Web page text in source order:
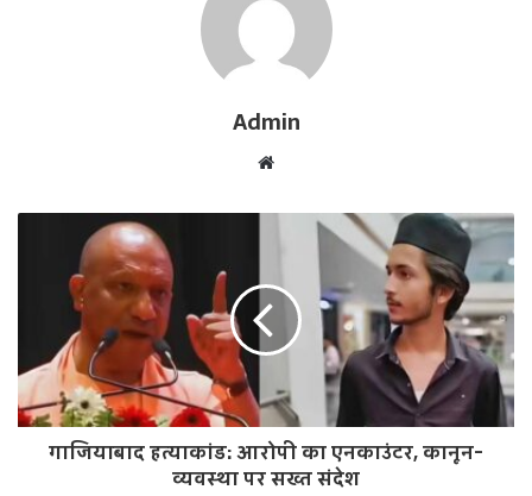
Admin
b
गाजियाबाद हत्याकांड: आरोपी का एनकाउंटर, कानून-
व्यवस्था पर सख्त संदेश